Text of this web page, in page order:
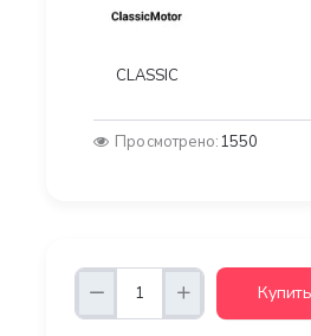
CLASSIC
Просмотрено:1550
Купить